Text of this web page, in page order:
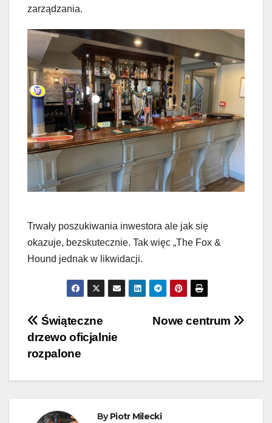
zarządzania.
Trwały poszukiwania inwestora ale jak się
okazuje, bezskutecznie. Tak więc „The Fox &
Hound jednak w likwidacji.
Nawigacja
wpisu
Nowe centrum
Świąteczne
drzewo oficjalnie
rozpalone
ByPiotr Milecki